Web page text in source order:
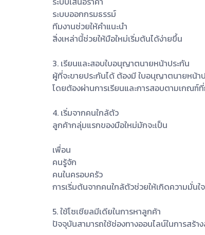
ระบบออกกรมธรรม์
ทีมงานช่วยให้คำแนะนำ
สิ่งเหล่านี้ช่วยให้มือใหม่เริ่มต้นได้ง่ายขึ้น
3. เรียนและสอบใบอนุญาตนายหน้าประกัน
ผู้ที่จะขายประกันได้ ต้องมี ใบอนุญาตนายหน้า
โดยต้องผ่านการเรียนและการสอบตามเกณฑ์
4. เริ่มจากคนใกล้ตัว
ลูกค้ากลุ่มแรกของมือใหม่มักจะเป็น
เพื่อน
คนรู้จัก
คนในครอบครัว
การเริ่มต้นจากคนใกล้ตัวช่วยให้เกิดความมั่นใ
5. ใช้โซเชียลมีเดียในการหาลูกค้า
ปัจจุบันสามารถใช้ช่องทางออนไลน์ในการสร้า